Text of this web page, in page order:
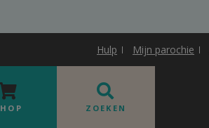
Hulp Mijn parochie
ZOEKEN